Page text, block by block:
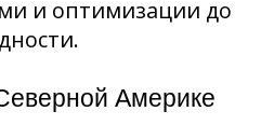
и оптимизации до
Америке